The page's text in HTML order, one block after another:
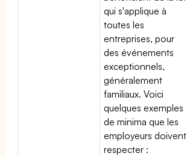
qui s'applique à
toutes les
entreprises, pour
des événements
exceptionnels,
généralement
familiaux. Voici
quelques exemples
de minima que les
employeurs doivent
respecter :